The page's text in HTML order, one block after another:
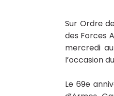
Sur Ordre
des Forces
mercredi
l’occasion
Le 69e